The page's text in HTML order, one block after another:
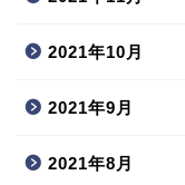
2021年10月
2021年9月
2021年8月